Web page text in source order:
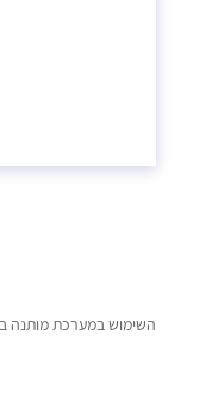
השימוש במערכת מותנה